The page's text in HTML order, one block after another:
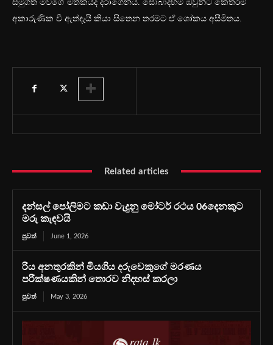
සමුගත් මවගේ මතකයද දරාගෙනය. සොබාදහම ඔවුන්ට කෙතරම්
අකාරුණික වී ඇත්දැයි කියා සිතෙන තරමට ඒ ශෝකය අසීමිතය.
Related articles
දන්සල් පෝලිමට කඩා වැදුනු මෝටර් රථය 06දෙනකුට
මරු කැඳවයි
පුවත් June 1, 2026
රිය අනතුරකින් මියගිය දරුවෙකුගේ මරණය
පරීක්ෂණයකින් තොරව නිදහස් කරලා
පුවත් May 3, 2026